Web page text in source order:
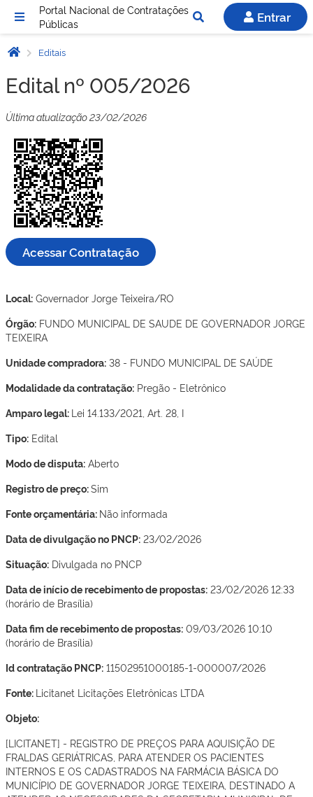
Portal Nacional de Contratações
Públicas
Entrar
Editais
Edital nº 005/2026
Última atualização 23/02/2026
Acessar Contratação
Local: Governador Jorge Teixeira/RO
Órgão: FUNDO MUNICIPAL DE SAUDE DE GOVERNADOR JORGE
TEIXEIRA
Unidade compradora: 38 - FUNDO MUNICIPAL DE SAÚDE
Modalidade da contratação: Pregão - Eletrônico
Amparo legal: Lei 14.133/2021, Art. 28, I
Tipo: Edital
Modo de disputa: Aberto
Registro de preço:Sim
Fonte orçamentária: Não informada
Data de divulgação no PNCP: 23/02/2026
Situação: Divulgada no PNCP
Data de início de recebimento de propostas: 23/02/2026 12:33
(horário de Brasília)
Data fim de recebimento de propostas: 09/03/2026 10:10
(horário de Brasília)
Id contratação PNCP: 11502951000185-1-000007/2026
Fonte: Licitanet Licitações Eletrônicas LTDA
Objeto:
[LICITANET] - REGISTRO DE PREÇOS PARA AQUISIÇÃO DE
FRALDAS GERIÁTRICAS, PARA ATENDER OS PACIENTES
INTERNOS E OS CADASTRADOS NA FARMÁCIA BÁSICA DO
MUNICÍPIO DE GOVERNADOR JORGE TEIXEIRA, DESTINADO A